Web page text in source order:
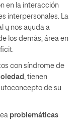
en la interacción
interpersonales. La
y nos ayuda a
los demás, área en
con síndrome de
, tienen
de su
problemáticas